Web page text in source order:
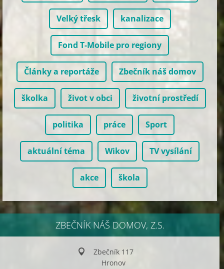
Velký třesk kanalizace
Fond T-Mobile pro regiony
Články a reportáže Zbečník náš domov
školka život v obci životní prostředí
politika práce Sport
aktuální téma Wikov TV vysílání
akce škola
ZBEČNÍK NÁŠ DOMOV, Z.S.
Zbečník 117
Hronov